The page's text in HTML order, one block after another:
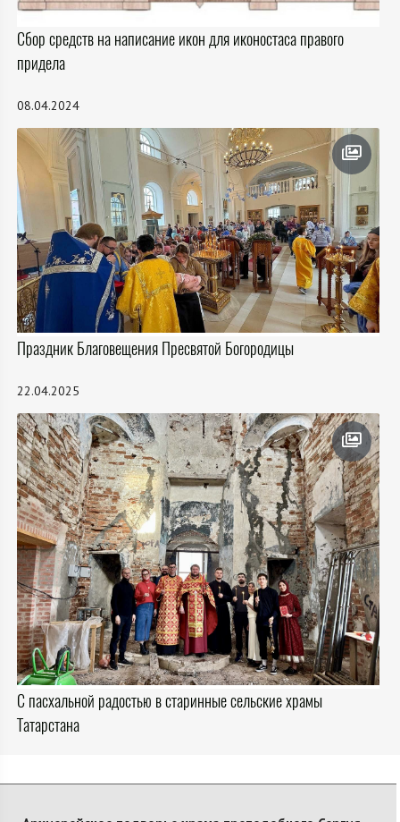
Сбор средств на написание икон для иконостаса правого
придела
08.04.2024
Праздник Благовещения Пресвятой Богородицы
22.04.2025
С пасхальной радостью в старинные сельские храмы
Татарстана